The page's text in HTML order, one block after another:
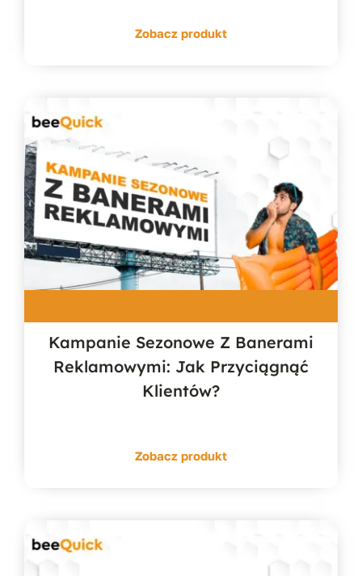
Zobacz produkt
Kampanie Sezonowe Z Banerami
Reklamowymi: Jak Przyciągnąć
Klientów?
Zobacz produkt